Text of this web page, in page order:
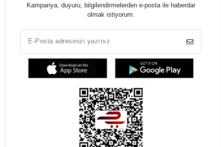
Kampanya, duyuru, bilgilendirmelerden e-posta ile haberdar
olmak istiyorum.